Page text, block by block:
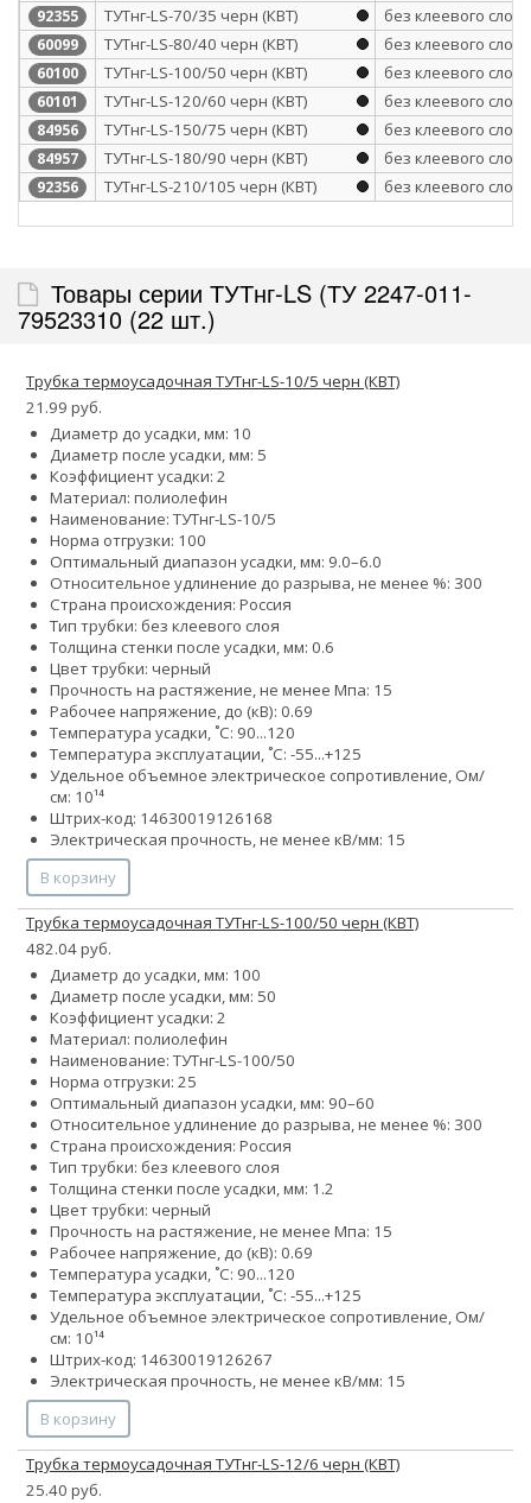
92355 ТУТнг-LS-70/35 черн (КВТ) без клеевого слоя
60099 ТУТнг-LS-80/40 черн (КВТ) без клеевого слоя
60100 ТУТнг-LS-100/50 черн (КВТ) без клеевого слоя
60101 ТУТнг-LS-120/60 черн (КВТ) без клеевого слоя
84956 ТУТнг-LS-150/75 черн (КВТ) без клеевого слоя
84957 ТУТнг-LS-180/90 черн (КВТ) без клеевого слоя
92356 ТУТнг-LS-210/105 черн (КВТ) без клеевого слоя
Товары серии ТУТнг-LS (ТУ 2247-011-
79523310 (22 шт.)
Трубка термоусадочная ТУТнг-LS-10/5 черн (КВТ)
21.99 руб.
Диаметр до усадки, мм: 10
Диаметр после усадки, мм: 5
Коэффициент усадки: 2
Материал: полиолефин
Наименование: ТУТнг-LS-10/5
Норма отгрузки: 100
Оптимальный диапазон усадки, мм: 9.0–6.0
Относительное удлинение до разрыва, не менее %: 300
Страна происхождения: Россия
Тип трубки: без клеевого слоя
Толщина стенки после усадки, мм: 0.6
Цвет трубки: черный
Прочность на растяжение, не менее Мпа: 15
Рабочее напряжение, до (кВ): 0.69
Температура усадки, ˚С: 90...120
Температура эксплуатации, ˚С: -55...+125
Удельное объемное электрическое сопротивление, Ом/
см: 10¹⁴
Штрих-код: 14630019126168
Электрическая прочность, не менее кВ/мм: 15
В корзину
Трубка термоусадочная ТУТнг-LS-100/50 черн (КВТ)
482.04 руб.
Диаметр до усадки, мм: 100
Диаметр после усадки, мм: 50
Коэффициент усадки: 2
Материал: полиолефин
Наименование: ТУТнг-LS-100/50
Норма отгрузки: 25
Оптимальный диапазон усадки, мм: 90–60
Относительное удлинение до разрыва, не менее %: 300
Страна происхождения: Россия
Тип трубки: без клеевого слоя
Толщина стенки после усадки, мм: 1.2
Цвет трубки: черный
Прочность на растяжение, не менее Мпа: 15
Рабочее напряжение, до (кВ): 0.69
Температура усадки, ˚С: 90...120
Температура эксплуатации, ˚С: -55...+125
Удельное объемное электрическое сопротивление, Ом/
см: 10¹⁴
Штрих-код: 14630019126267
Электрическая прочность, не менее кВ/мм: 15
В корзину
Трубка термоусадочная ТУТнг-LS-12/6 черн (КВТ)
25.40 руб.